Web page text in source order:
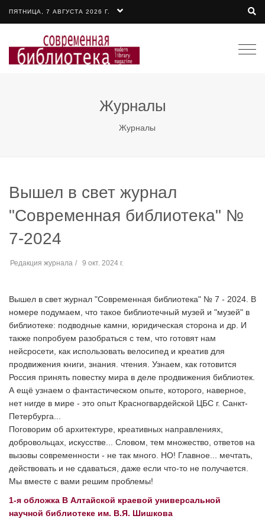
ПЯТНИЦА, 7 АВГУСТА 2026 Г.
Журналы
Журналы
Вышел в свет журнал
"Современная библиотека" №
7-2024
Редакция журнала 9 окт. 2024 г.
Вышел в свет журнал "Современная библиотека" № 7 - 2024. В
номере подумаем, что такое библиотечный музей и "музей" в
библиотеке: подводные камни, юридическая сторона и др. И
также попробуем разобраться с тем, что готовят нам
нейсросети, как использовать велосипед и креатив для
продвижения книги, знания. чтения. Узнаем, как готовится
Россия принять повестку мира в деле продвижения библиотек.
А ещё узнаем о фантастическом опыте, которого, наверное,
нет нигде в мире - это опыт Красногвардейской ЦБС г. Санкт-
Петербурга...
Поговорим об архитектуре, креативных направлениях,
добровольцах, искусстве... Словом, тем множество, ответов на
вызовы современности - не так много. НО! Главное... мечтать,
действовать и не сдаваться, даже если что-то не получается.
Мы вместе с вами решим проблемы!
1-я обложка В Алтайской краевой универсальной
научной библиотеке им. В.Я. Шишкова